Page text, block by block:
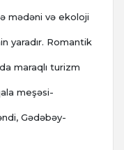
mədəni və ekoloji
yaradır. Romantik
maraqlı turizm
meşəsi-
Gədəbəy-